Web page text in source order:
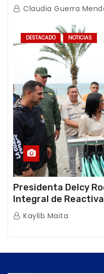
afectaciones
Claudia Guerra
DESTACADO NOTICIAS
Presidenta Delcy
Integral de
Guaira
Kaylib Maita